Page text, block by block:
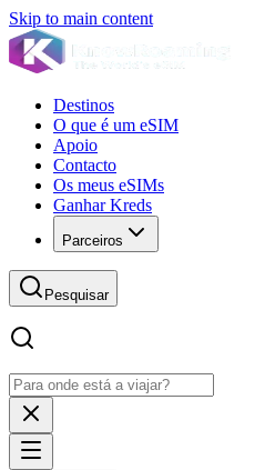
Skip to main content
Destinos
O que é um eSIM
Apoio
Contacto
Os meus eSIMs
Ganhar Kreds
Parceiros
Pesquisar